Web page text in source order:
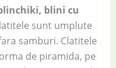
blini cu
sunt umplute
samburi. Clatitele
de piramida, pe